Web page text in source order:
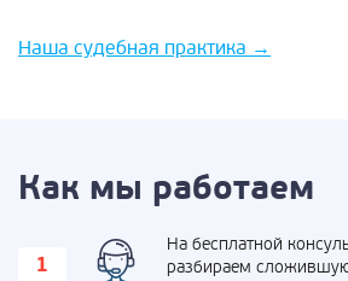
Наша судебная практика →
Как мы работаем
На бесплатной
разбираем